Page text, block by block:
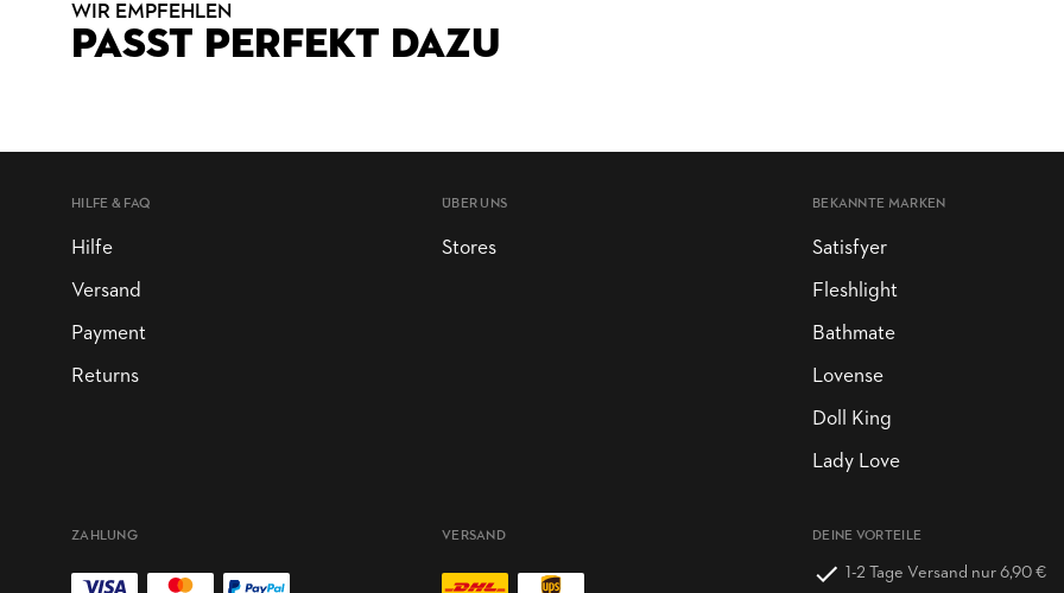
WIR EMPFEHLEN
PASST PERFEKT DAZU
HILFE & FAQ
Hilfe
Versand
Payment
Returns
ÜBER UNS
Stores
BEKANNTE MARKEN
Satisfyer
Fleshlight
Bathmate
Lovense
Doll King
Lady Love
DEINE VORTEILE
1-2 Tage Versand nur 6,90 €
ZAHLUNG VERSAND